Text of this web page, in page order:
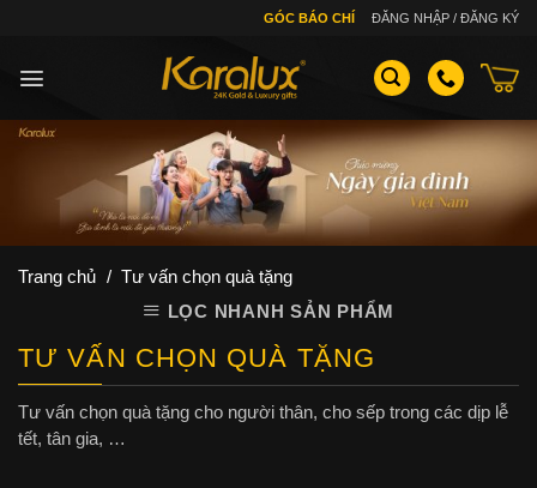
GÓC BÁO CHÍ ĐĂNG NHẬP / ĐĂNG KÝ
Trang chủ / Tư vấn chọn quà tặng
LỌC NHANH SẢN PHẨM
TƯ VẤN CHỌN QUÀ TẶNG
Tư vấn chọn quà tặng cho người thân, cho sếp trong các dịp lễ
tết, tân gia, …